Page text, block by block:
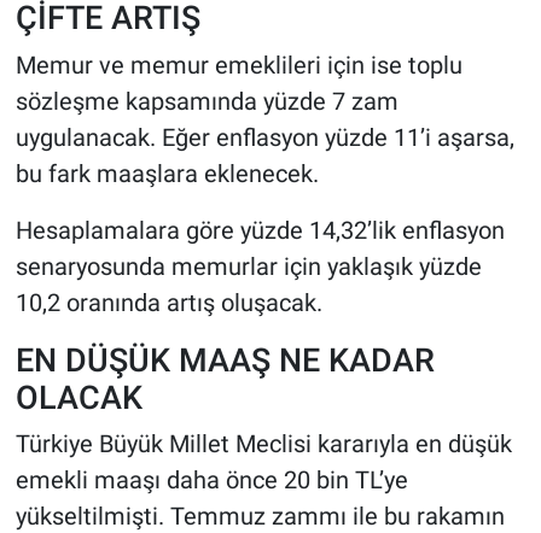
ÇİFTE ARTIŞ
Memur ve memur emeklileri için ise toplu
sözleşme kapsamında yüzde 7 zam
uygulanacak. Eğer enflasyon yüzde 11’i aşarsa,
bu fark maaşlara eklenecek.
Hesaplamalara göre yüzde 14,32’lik enflasyon
senaryosunda memurlar için yaklaşık yüzde
10,2 oranında artış oluşacak.
EN DÜŞÜK MAAŞ NE KADAR
OLACAK
Türkiye Büyük Millet Meclisi kararıyla en düşük
emekli maaşı daha önce 20 bin TL’ye
yükseltilmişti. Temmuz zammı ile bu rakamın